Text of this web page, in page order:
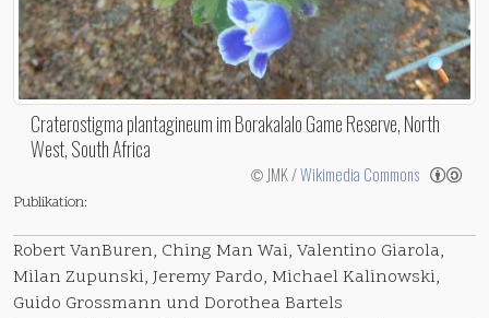
Craterostigma plantagineum im Borakalalo Game Reserve, North
West, South Africa
© JMK /Wikimedia Commons
Publikation:
Robert VanBuren, Ching Man Wai, Valentino Giarola,
Milan Zupunski, Jeremy Pardo, Michael Kalinowski,
Guido Grossmann und Dorothea Bartels